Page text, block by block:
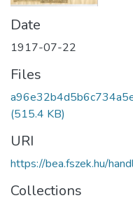
Date
1917-07-22
Files
(515.4 KB)
URI
https://bea.fszek.hu/
Collections